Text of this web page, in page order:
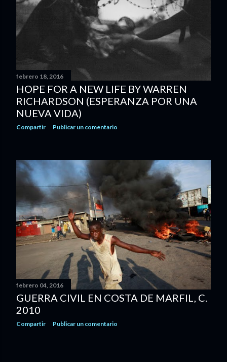
febrero 18, 2016
HOPE FOR A NEW LIFE BY WARREN
RICHARDSON (ESPERANZA POR UNA
NUEVA VIDA)
Compartir Publicar un comentario
febrero 04, 2016
GUERRA CIVIL EN COSTA DE MARFIL, C.
2010
Compartir Publicar un comentario